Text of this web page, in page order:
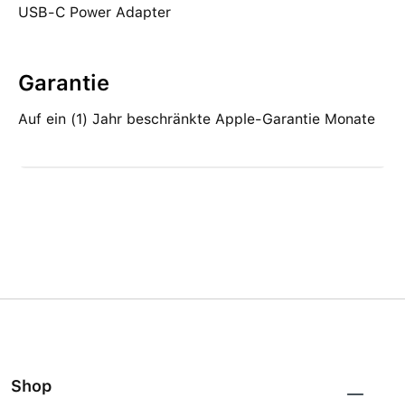
USB‑C Power Adapter
Garantie
Auf ein (1) Jahr beschränkte Apple-Garantie Monate
Shop